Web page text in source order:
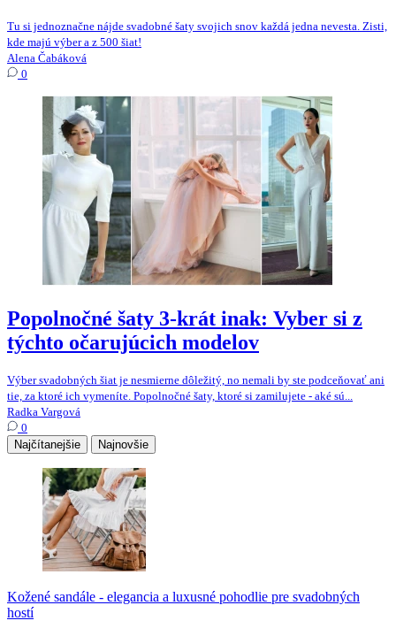
Tu si jednoznačne nájde svadobné šaty svojich snov každá jedna nevesta. Zisti,
kde majú výber a z 500 šiat!
Alena Čabáková
0
Popolnočné šaty 3-krát inak: Vyber si z
týchto očarujúcich modelov
Výber svadobných šiat je nesmierne dôležitý, no nemali by ste podceňovať ani
tie, za ktoré ich vymeníte. Popolnočné šaty, ktoré si zamilujete - aké sú...
Radka Vargová
0
Najčítanejšie
Najnovšie
Kožené sandále - elegancia a luxusné pohodlie pre svadobných
hostí